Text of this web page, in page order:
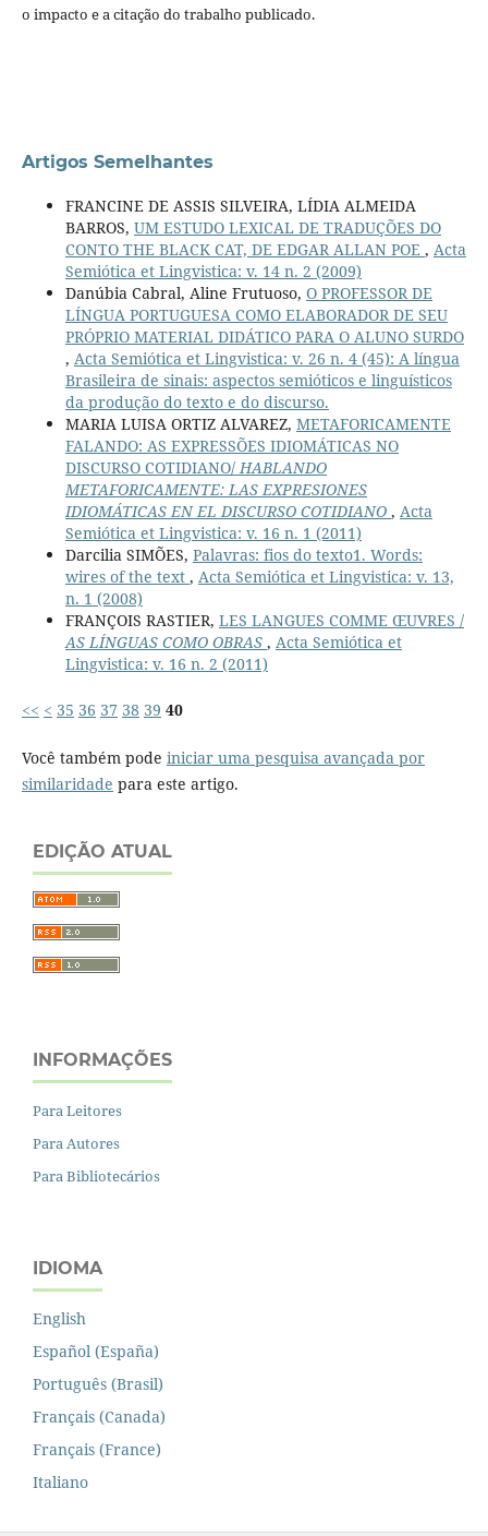
o impacto e a citação do trabalho publicado.
Artigos Semelhantes
FRANCINE DE ASSIS SILVEIRA, LÍDIA ALMEIDA
BARROS, UM ESTUDO LEXICAL DE TRADUÇÕES DO
CONTO THE BLACK CAT, DE EDGAR ALLAN POE , Acta
Semiótica et Lingvistica: v. 14 n. 2 (2009)
Danúbia Cabral, Aline Frutuoso, O PROFESSOR DE
LÍNGUA PORTUGUESA COMO ELABORADOR DE SEU
PRÓPRIO MATERIAL DIDÁTICO PARA O ALUNO SURDO
, Acta Semiótica et Lingvistica: v. 26 n. 4 (45): A língua
Brasileira de sinais: aspectos semióticos e linguísticos
da produção do texto e do discurso.
MARIA LUISA ORTIZ ALVAREZ, METAFORICAMENTE
FALANDO: AS EXPRESSÕES IDIOMÁTICAS NO
DISCURSO COTIDIANO/HABLANDO
METAFORICAMENTE: LAS EXPRESIONES
IDIOMÁTICAS EN EL DISCURSO COTIDIANO , Acta
Semiótica et Lingvistica: v. 16 n. 1 (2011)
Darcilia SIMÕES, Palavras: fios do texto1. Words:
wires of the text , Acta Semiótica et Lingvistica: v. 13,
n. 1 (2008)
FRANÇOIS RASTIER, LES LANGUES COMME ŒUVRES /
AS LÍNGUAS COMO OBRAS , Acta Semiótica et
Lingvistica: v. 16 n. 2 (2011)
<< < 35 36 37 38 39 40
Você também pode iniciar uma pesquisa avançada por
similaridade para este artigo.
EDIÇÃO ATUAL
INFORMAÇÕES
Para Leitores
Para Autores
Para Bibliotecários
IDIOMA
English
Español (España)
Português (Brasil)
Français (Canada)
Français (France)
Italiano